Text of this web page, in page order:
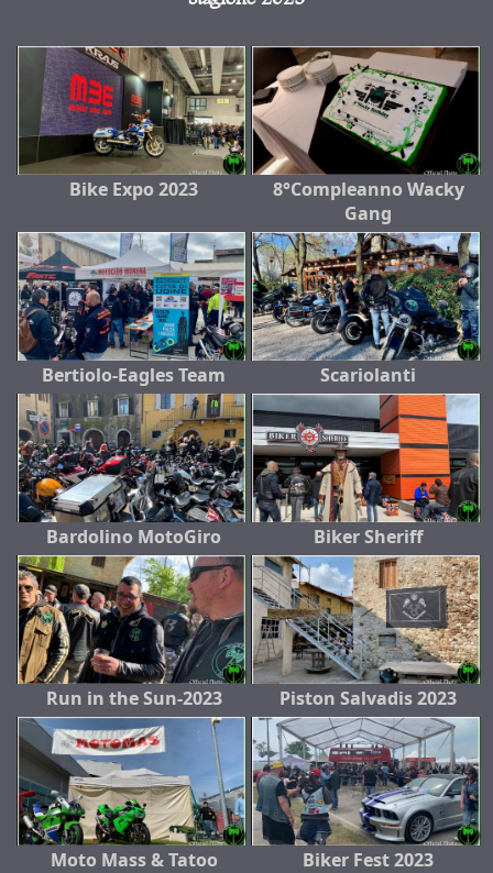
Bike Expo 2023
8°Compleanno Wacky
Gang
Bertiolo-Eagles Team Scariolanti
Bardolino MotoGiro Biker Sheriff
Run in the Sun-2023 Piston Salvadis 2023
Moto Mass & Tatoo Biker Fest 2023